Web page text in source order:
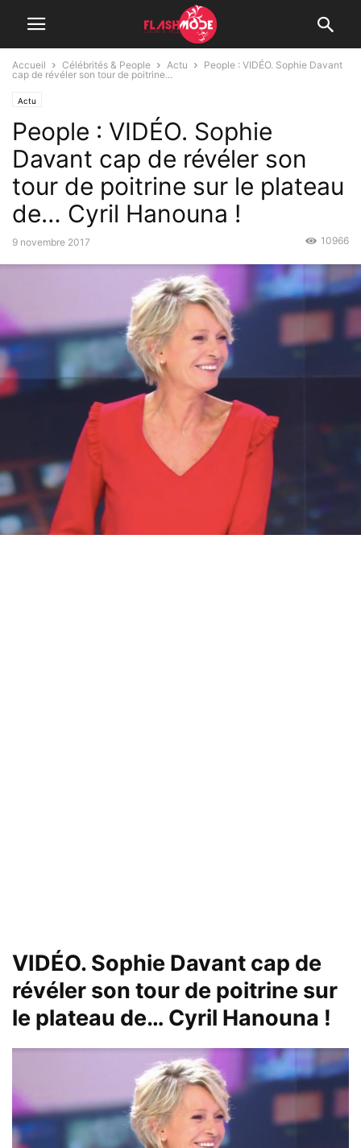
Accueil Célébrités & People Actu
People : VIDÉO. Sophie Davant
cap de révéler son tour de poitrine...
Actu
People : VIDÉO. Sophie
Davant cap de révéler son
tour de poitrine sur le plateau
de… Cyril Hanouna !
9 novembre 2017 10966
VIDÉO. Sophie Davant cap de
révéler son tour de poitrine sur
le plateau de… Cyril Hanouna !